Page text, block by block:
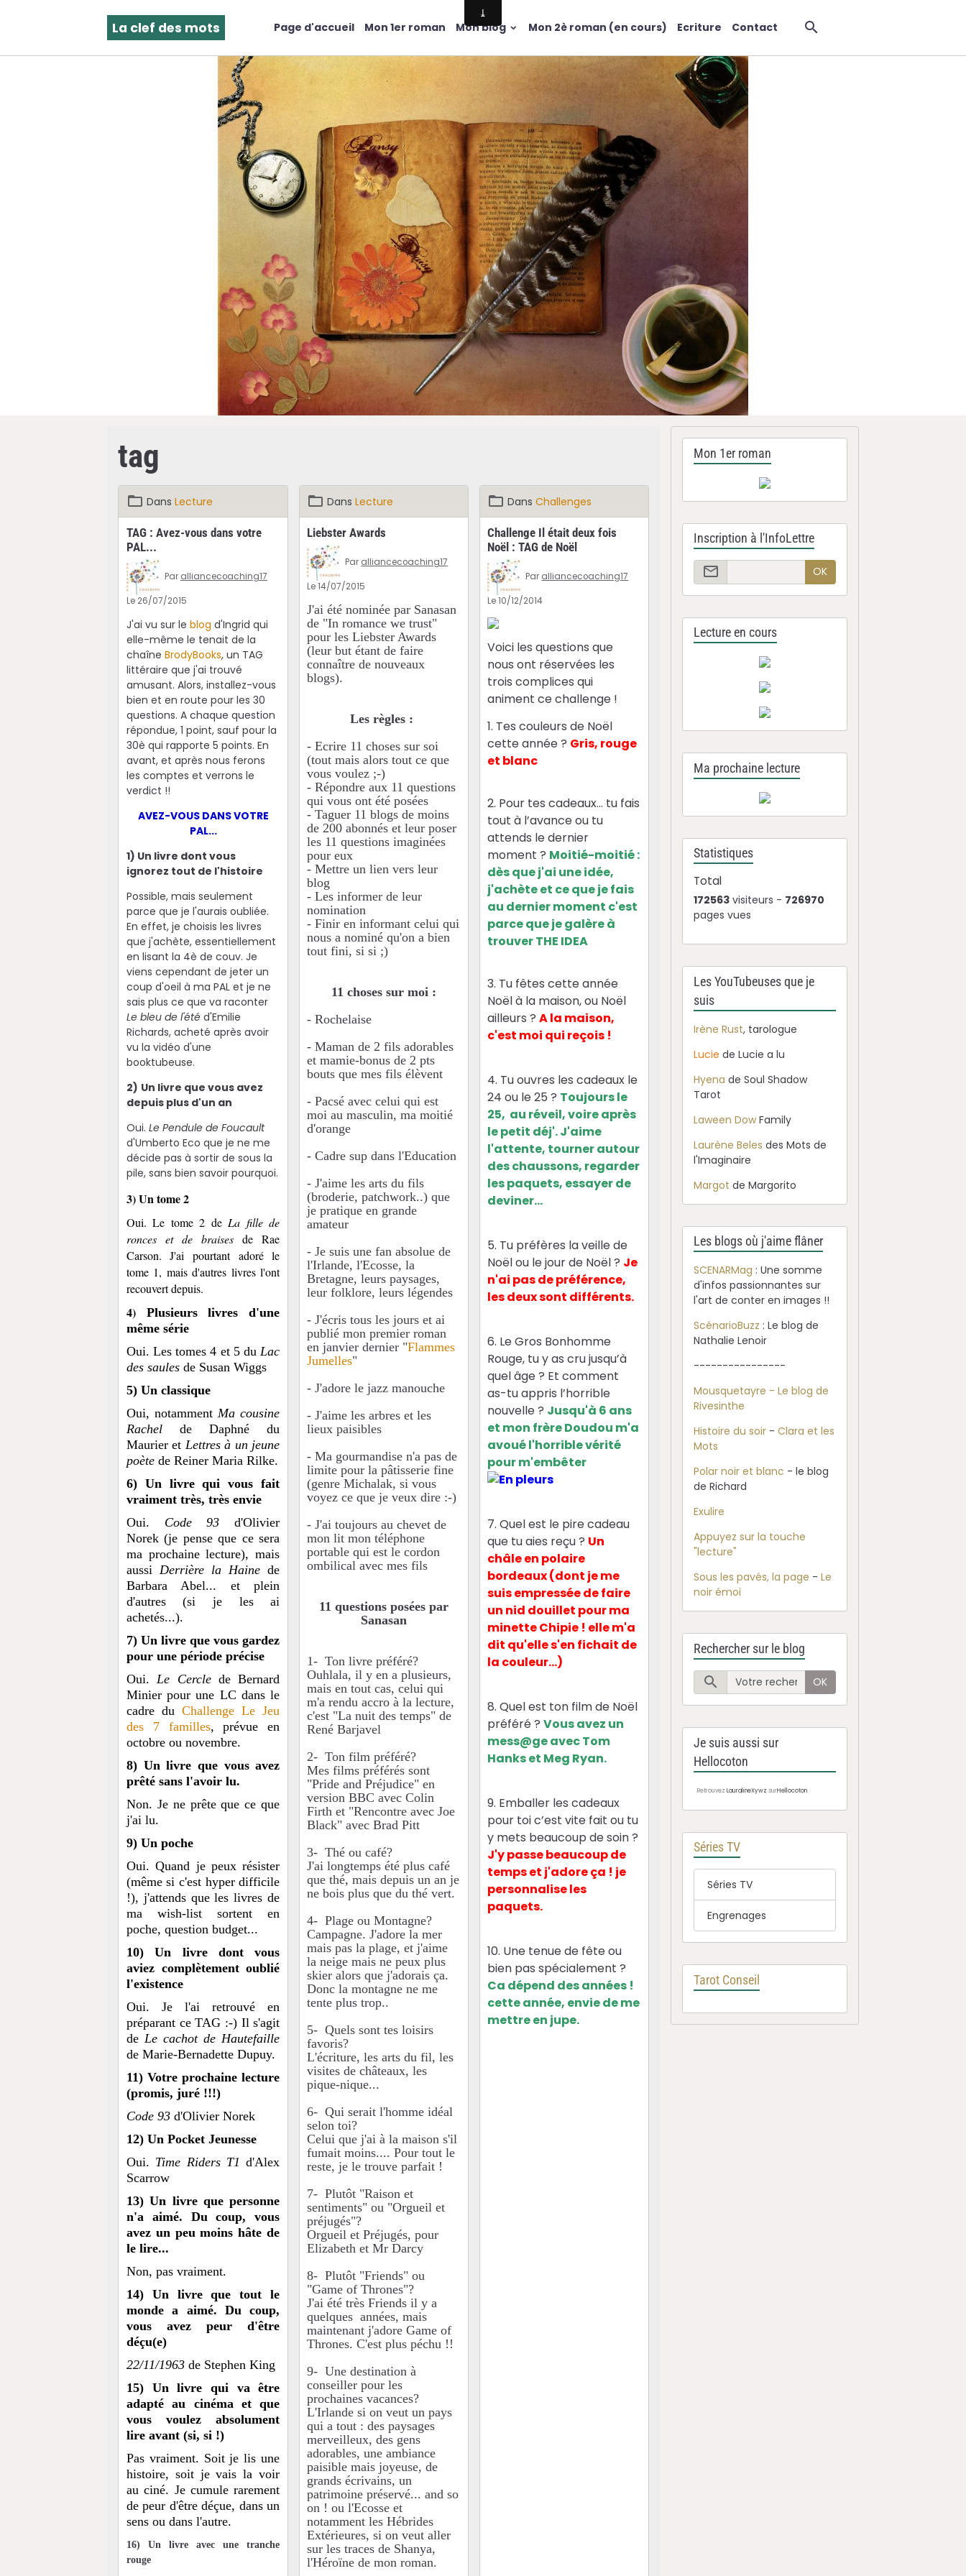
La clef des mots Page d'accueil Mon 1er roman Mon blog Mon 2è roman (en cours) Ecriture Contact
tag
Dans Lecture
TAG : Avez-vous dans votre
PAL...
Par alliancecoaching17
Le 26/07/2015
J'ai vu sur le blog d'Ingrid qui
elle-même le tenait de la
chaîne BrodyBooks, un TAG
littéraire que j'ai trouvé
amusant. Alors, installez-vous
bien et en route pour les 30
questions. A chaque question
répondue, 1 point, sauf pour la
30è qui rapporte 5 points. En
avant, et après nous ferons
les comptes et verrons le
verdict !!
AVEZ-VOUS DANS VOTRE
PAL...
1) Un livre dont vous
ignorez tout de l'histoire
Possible, mais seulement
parce que je l'aurais oubliée.
En effet, je choisis les livres
que j'achète, essentiellement
en lisant la 4è de couv. Je
viens cependant de jeter un
coup d'oeil à ma PAL et je ne
sais plus ce que va raconter
Le bleu de l'été d'Emilie
Richards, acheté après avoir
vu la vidéo d'une
booktubeuse.
2) Un livre que vous avez
depuis plus d'un an
Oui. Le Pendule de Foucault
d'Umberto Eco que je ne me
décide pas à sortir de sous la
pile, sans bien savoir pourquoi.
3) Un tome 2
Oui. Le tome 2 de La fille de
ronces et de braises de Rae
Carson. J'ai pourtant adoré le
tome 1, mais d'autres livres l'ont
recouvert depuis.
4) Plusieurs livres d'une
même série
Oui. Les tomes 4 et 5 du Lac
des saulesde Susan Wiggs
5) Un classique
Oui, notamment Ma cousine
Rachelde Daphné du
Maurier et Lettres à un jeune
poètede Reiner Maria Rilke.
6) Un livre qui vous fait
vraiment très, très envie
Oui. Code 93 d'Olivier
Norek (je pense que ce sera
ma prochaine lecture), mais
aussi Derrière la Haine de
Barbara Abel... et plein
d'autres (si je les ai
achetés...).
7) Un livre que vous gardez
pour une période précise
Oui. Le Cerclede Bernard
Minier pour une LC dans le
cadre duChallenge Le Jeu
des 7 familles, prévue en
octobre ou novembre.
8) Un livre que vous avez
prêté sans l'avoir lu.
Non. Je ne prête que ce que
j'ai lu.
9) Un poche
Oui. Quand je peux résister
(même si c'est hyper difficile
!), j'attends que les livres de
ma wish-list sortent en
poche, question budget...
10) Un livre dont vous
aviez complètement oublié
l'existence
Oui. Je l'ai retrouvé en
préparant ce TAG :-) Il s'agit
de Le cachot de Hautefaille
de Marie-Bernadette Dupuy.
11) Votre prochaine lecture
(promis, juré !!!)
Code 93d'Olivier Norek
12) Un Pocket Jeunesse
Oui. Time Riders T1 d'Alex
Scarrow
13) Un livre que personne
n'a aimé. Du coup, vous
avez un peu moins hâte de
le lire...
Non, pas vraiment.
14) Un livre que tout le
monde a aimé. Du coup,
vous avez peur d'être
déçu(e)
22/11/1963de Stephen King
15) Un livre qui va être
adapté au cinéma et que
vous voulez absolument
lire avant (si, si !)
Pas vraiment. Soit je lis une
histoire, soit je vais la voir
au ciné. Je cumule rarement
de peur d'être déçue, dans un
sens ou dans l'autre.
16) Un livre avec une tranche
rouge
DansLecture
Liebster Awards
Par alliancecoaching17
Le 14/07/2015
J'ai été nominée par Sanasan
de "In romance we trust"
pour les Liebster Awards
(leur but étant de faire
connaître de nouveaux
blogs).
Les règles :
- Ecrire 11 choses sur soi
(tout mais alors tout ce que
vous voulez ;-)
- Répondre aux 11 questions
qui vous ont été posées
- Taguer 11 blogs de moins
de 200 abonnés et leur poser
les 11 questions imaginées
pour eux
- Mettre un lien vers leur
blog
- Les informer de leur
nomination
- Finir en informant celui qui
nous a nominé qu'on a bien
tout fini, si si ;)
11 choses sur moi :
- Rochelaise
- Maman de 2 fils adorables
et mamie-bonus de 2 pts
bouts que mes fils élèvent
- Pacsé avec celui qui est
moi au masculin, ma moitié
d'orange
- Cadre sup dans l'Education
- J'aime les arts du fils
(broderie, patchwork..) que
je pratique en grande
amateur
- Je suis une fan absolue de
l'Irlande, l'Ecosse, la
Bretagne, leurs paysages,
leur folklore, leurs légendes
- J'écris tous les jours et ai
publié mon premier roman
en janvier dernier "Flammes
Jumelles"
- J'adore le jazz manouche
- J'aime les arbres et les
lieux paisibles
- Ma gourmandise n'a pas de
limite pour la pâtisserie fine
(genre Michalak, si vous
voyez ce que je veux dire :-)
- J'ai toujours au chevet de
mon lit mon téléphone
portable qui est le cordon
ombilical avec mes fils
11 questions posées par
Sanasan
1- Ton livre préféré?
Ouhlala, il y en a plusieurs,
mais en tout cas, celui qui
m'a rendu accro à la lecture,
c'est "La nuit des temps" de
René Barjavel
2- Ton film préféré?
Mes films préférés sont
"Pride and Préjudice" en
version BBC avec Colin
Firth et "Rencontre avec Joe
Black" avec Brad Pitt
3- Thé ou café?
J'ai longtemps été plus café
que thé, mais depuis un an je
ne bois plus que du thé vert.
4- Plage ou Montagne?
Campagne. J'adore la mer
mais pas la plage, et j'aime
la neige mais ne peux plus
skier alors que j'adorais ça.
Donc la montagne ne me
tente plus trop..
5- Quels sont tes loisirs
favoris?
L'écriture, les arts du fil, les
visites de châteaux, les
pique-nique...
6- Qui serait l'homme idéal
selon toi?
Celui que j'ai à la maison s'il
fumait moins.... Pour tout le
reste, je le trouve parfait !
7- Plutôt "Raison et
sentiments" ou "Orgueil et
préjugés"?
Orgueil et Préjugés, pour
Elizabeth et Mr Darcy
8- Plutôt "Friends" ou
"Game of Thrones"?
J'ai été très Friends il y a
quelques années, mais
maintenant j'adore Game of
Thrones. C'est plus péchu !!
9- Une destination à
conseiller pour les
prochaines vacances?
L'Irlande si on veut un pays
qui a tout : des paysages
merveilleux, des gens
adorables, une ambiance
paisible mais joyeuse, de
grands écrivains, un
patrimoine préservé... and so
on ! ou l'Ecosse et
notamment les Hébrides
Extérieures, si on veut aller
sur les traces de Shanya,
l'Héroïne de mon roman.
DansChallenges
Challenge Il était deux fois
Noël : TAG de Noël
Par alliancecoaching17
Le 10/12/2014
Voici les questions que
nous ont réservées les
trois complices qui
animent ce challenge !
1. Tes couleurs de Noël
cette année ? Gris, rouge
et blanc
2. Pour tes cadeaux… tu fais
tout à l’avance ou tu
attends le dernier
moment ? Moitié-moitié :
dès que j'ai une idée,
j'achète et ce que je fais
au dernier moment c'est
parce que je galère à
trouver THE IDEA
3. Tu fêtes cette année
Noël à la maison, ou Noël
ailleurs ?A la maison,
c'est moi qui reçois !
4. Tu ouvres les cadeaux le
24 ou le 25 ? Toujours le
25, au réveil, voire après
le petit déj'.J'aime
l'attente, tourner autour
des chaussons, regarder
les paquets, essayer de
deviner...
5. Tu préfères la veille de
Noël ou le jour de Noël ? Je
n'ai pas de préférence,
les deux sont différents.
6. Le Gros Bonhomme
Rouge, tu y as cru jusqu’à
quel âge ? Et comment
as-tu appris l’horrible
nouvelle ? Jusqu'à 6 ans
et mon frère Doudou m'a
avoué l'horrible vérité
pour m'embêter
7. Quel est le pire cadeau
que tu aies reçu ? Un
châle en polaire
bordeaux (dont je me
suis empressée de faire
un nid douillet pour ma
minette Chipie ! elle m'a
dit qu'elle s'en fichait de
la couleur...)
8. Quel est ton film de Noël
préféré ?Vous avez un
mess@ge avec Tom
Hanks et Meg Ryan.
9. Emballer les cadeaux
pour toi c’est vite fait ou tu
y mets beaucoup de soin ?
J'y passe beaucoup de
temps et j'adore ça ! je
personnalise les
paquets.
10. Une tenue de fête ou
bien pas spécialement ?
Ca dépend des années !
cette année, envie de me
mettre en jupe.
Mon 1er roman
Inscription à l'InfoLettre
OK
Lecture en cours
Ma prochaine lecture
Statistiques
Total
172563 visiteurs - 726970
pages vues
Les YouTubeuses que je
suis
Irène Rust, tarologue
Luciede Lucie a lu
Hyena de Soul Shadow
Tarot
Laween DowFamily
Laurène Beles des Mots de
l'Imaginaire
Margot de Margorito
Les blogs où j'aime flâner
SCENARMag : Une somme
d'infos passionnantes sur
l'art de conter en images !!
ScénarioBuzz : Le blog de
Nathalie Lenoir
----------------
Mousquetayre - Le blog de
Rivesinthe
Histoire du soir -Clara et les
Mots
Polar noir et blanc - le blog
de Richard
Exulire
Appuyez sur la touche
"lecture"
Sous les pavés, la page -Le
noir émoi
Rechercher sur le blog
OK
Je suis aussi sur
Hellocoton
RetrouvezLauralineXywz surHellocoton
Séries TV
Séries TV
Engrenages
Tarot Conseil